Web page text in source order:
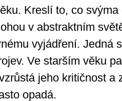
Kreslí to, co
v abstraktním
vyjádření. Jedná
Ve starším věku
jeho kritičnost a
opadá.